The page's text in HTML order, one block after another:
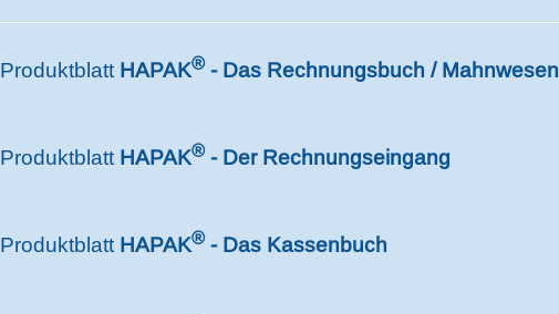
ProduktblattHAPAK®- Das Rechnungsbuch / Mahnwesen
ProduktblattHAPAK®- Der Rechnungseingang
ProduktblattHAPAK®- Das Kassenbuch